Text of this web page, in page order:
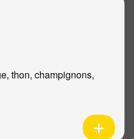
thon, champignons,